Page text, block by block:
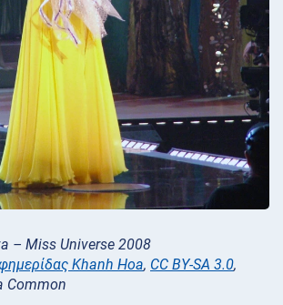
– Miss Universe 2008
Khanh Hoa, CC BY-SA 3.0,
Common